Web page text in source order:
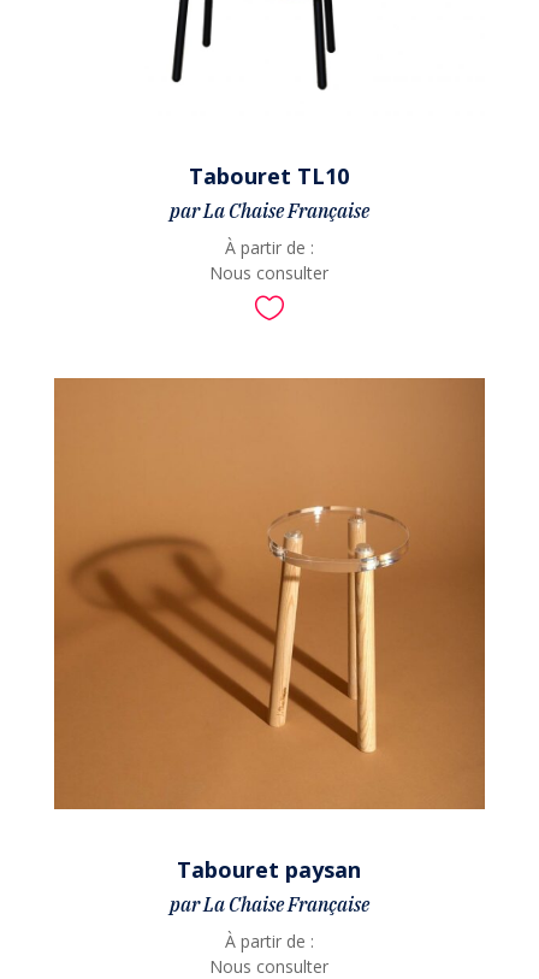
Tabouret TL10
par La Chaise Française
À partir de :
Nous consulter

Tabouret paysan
par La Chaise Française
À partir de :
Nous consulter